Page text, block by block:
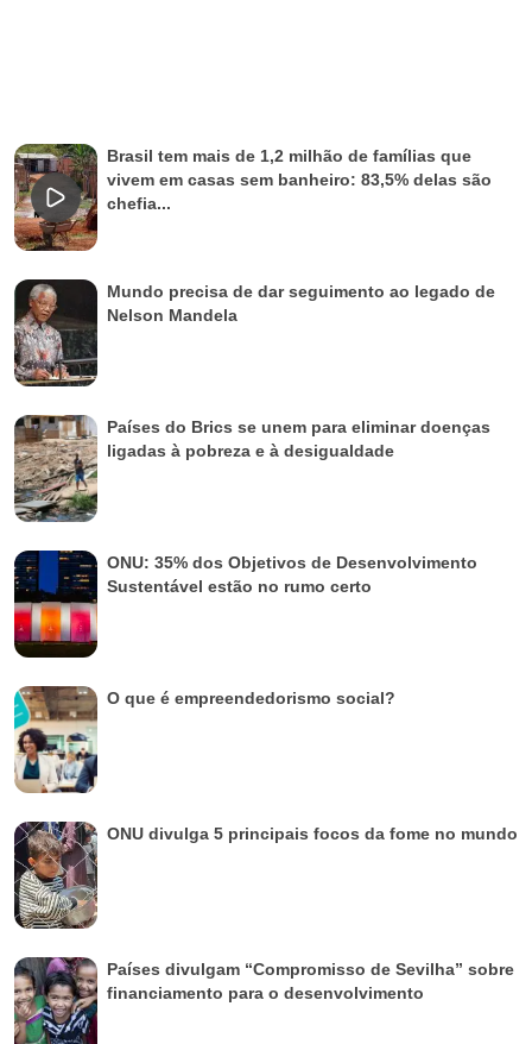
Brasil tem mais de 1,2 milhão de famílias que
vivem em casas sem banheiro: 83,5% delas são
chefia...
Mundo precisa de dar seguimento ao legado de
Nelson Mandela
Países do Brics se unem para eliminar doenças
ligadas à pobreza e à desigualdade
ONU: 35% dos Objetivos de Desenvolvimento
Sustentável estão no rumo certo
O que é empreendedorismo social?
ONU divulga 5 principais focos da fome no mundo
Países divulgam “Compromisso de Sevilha” sobre
financiamento para o desenvolvimento